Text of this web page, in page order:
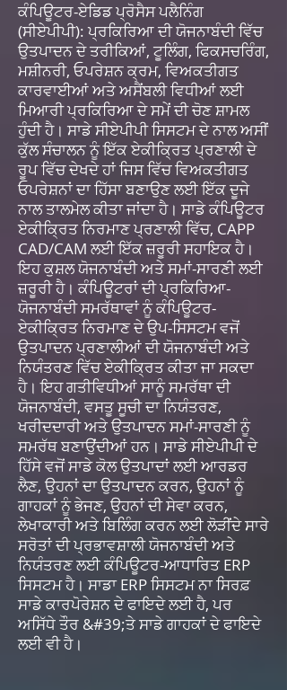
ਕੰਪਿਊਟਰ-ਏਡਿਡ ਪ੍ਰੋਸੈਸ ਪਲੈਨਿੰਗ
(ਸੀਏਪੀਪੀ): ਪ੍ਰਕਿਰਿਆ ਦੀ ਯੋਜਨਾਬੰਦੀ ਵਿੱਚ
ਉਤਪਾਦਨ ਦੇ ਤਰੀਕਿਆਂ, ਟੂਲਿੰਗ, ਫਿਕਸਚਰਿੰਗ,
ਮਸ਼ੀਨਰੀ, ਓਪਰੇਸ਼ਨ ਕ੍ਰਮ, ਵਿਅਕਤੀਗਤ
ਕਾਰਵਾਈਆਂ ਅਤੇ ਅਸੈਂਬਲੀ ਵਿਧੀਆਂ ਲਈ
ਮਿਆਰੀ ਪ੍ਰਕਿਰਿਆ ਦੇ ਸਮੇਂ ਦੀ ਚੋਣ ਸ਼ਾਮਲ
ਹੁੰਦੀ ਹੈ। ਸਾਡੇ ਸੀਏਪੀਪੀ ਸਿਸਟਮ ਦੇ ਨਾਲ ਅਸੀਂ
ਕੁੱਲ ਸੰਚਾਲਨ ਨੂੰ ਇੱਕ ਏਕੀਕ੍ਰਿਤ ਪ੍ਰਣਾਲੀ ਦੇ
ਰੂਪ ਵਿੱਚ ਦੇਖਦੇ ਹਾਂ ਜਿਸ ਵਿੱਚ ਵਿਅਕਤੀਗਤ
ਓਪਰੇਸ਼ਨਾਂ ਦਾ ਹਿੱਸਾ ਬਣਾਉਣ ਲਈ ਇੱਕ ਦੂਜੇ
ਨਾਲ ਤਾਲਮੇਲ ਕੀਤਾ ਜਾਂਦਾ ਹੈ। ਸਾਡੇ ਕੰਪਿਊਟਰ
ਏਕੀਕ੍ਰਿਤ ਨਿਰਮਾਣ ਪ੍ਰਣਾਲੀ ਵਿੱਚ, CAPP
CAD/CAM ਲਈ ਇੱਕ ਜ਼ਰੂਰੀ ਸਹਾਇਕ ਹੈ।
ਇਹ ਕੁਸ਼ਲ ਯੋਜਨਾਬੰਦੀ ਅਤੇ ਸਮਾਂ-ਸਾਰਣੀ ਲਈ
ਜ਼ਰੂਰੀ ਹੈ। ਕੰਪਿਊਟਰਾਂ ਦੀ ਪ੍ਰਕਿਰਿਆ-
ਯੋਜਨਾਬੰਦੀ ਸਮਰੱਥਾਵਾਂ ਨੂੰ ਕੰਪਿਊਟਰ-
ਏਕੀਕ੍ਰਿਤ ਨਿਰਮਾਣ ਦੇ ਉਪ-ਸਿਸਟਮ ਵਜੋਂ
ਉਤਪਾਦਨ ਪ੍ਰਣਾਲੀਆਂ ਦੀ ਯੋਜਨਾਬੰਦੀ ਅਤੇ
ਨਿਯੰਤਰਣ ਵਿੱਚ ਏਕੀਕ੍ਰਿਤ ਕੀਤਾ ਜਾ ਸਕਦਾ
ਹੈ। ਇਹ ਗਤੀਵਿਧੀਆਂ ਸਾਨੂੰ ਸਮਰੱਥਾ ਦੀ
ਯੋਜਨਾਬੰਦੀ, ਵਸਤੂ ਸੂਚੀ ਦਾ ਨਿਯੰਤਰਣ,
ਖਰੀਦਦਾਰੀ ਅਤੇ ਉਤਪਾਦਨ ਸਮਾਂ-ਸਾਰਣੀ ਨੂੰ
ਸਮਰੱਥ ਬਣਾਉਂਦੀਆਂ ਹਨ। ਸਾਡੇ ਸੀਏਪੀਪੀ ਦੇ
ਹਿੱਸੇ ਵਜੋਂ ਸਾਡੇ ਕੋਲ ਉਤਪਾਦਾਂ ਲਈ ਆਰਡਰ
ਲੈਣ, ਉਹਨਾਂ ਦਾ ਉਤਪਾਦਨ ਕਰਨ, ਉਹਨਾਂ ਨੂੰ
ਗਾਹਕਾਂ ਨੂੰ ਭੇਜਣ, ਉਹਨਾਂ ਦੀ ਸੇਵਾ ਕਰਨ,
ਲੇਖਾਕਾਰੀ ਅਤੇ ਬਿਲਿੰਗ ਕਰਨ ਲਈ ਲੋੜੀਂਦੇ ਸਾਰੇ
ਸਰੋਤਾਂ ਦੀ ਪ੍ਰਭਾਵਸ਼ਾਲੀ ਯੋਜਨਾਬੰਦੀ ਅਤੇ
ਨਿਯੰਤਰਣ ਲਈ ਕੰਪਿਊਟਰ-ਆਧਾਰਿਤ ERP
ਸਿਸਟਮ ਹੈ। ਸਾਡਾ ERP ਸਿਸਟਮ ਨਾ ਸਿਰਫ਼
ਸਾਡੇ ਕਾਰਪੋਰੇਸ਼ਨ ਦੇ ਫਾਇਦੇ ਲਈ ਹੈ, ਪਰ
ਅਸਿੱਧੇ ਤੌਰ &#39;ਤੇ ਸਾਡੇ ਗਾਹਕਾਂ ਦੇ ਫਾਇਦੇ
ਲਈ ਵੀ ਹੈ।